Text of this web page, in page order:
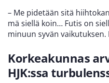
– Me pidetään sitä
mä siellä koin… Futis on
minuun syvän vaikutuksen.
Korkeakunnas
HJK:ssa